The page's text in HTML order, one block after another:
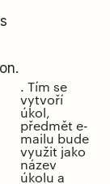
. Tím se
vytvoří
úkol,
předmět e-
mailu bude
využit jako
název
úkolu a